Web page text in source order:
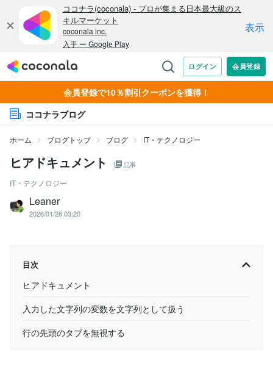
会員登録で10％割引クーポンを獲得！
ココナラブログ
ホーム ブログトップ ブログ IT・テクノロジー
ヒアドキュメント 記事
IT・テクノロジー
Leaner
2026/01/28 03:20
目次
ヒアドキュメント
入力した文字列の変数を文字列として扱う
行の先頭のタブを無視する